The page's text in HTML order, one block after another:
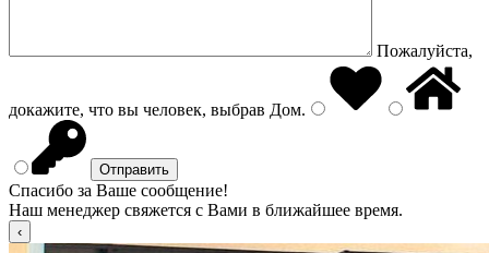
Пожалуйста,
докажите, что вы человек, выбрав Дом.
Спасибо за Ваше сообщение!
Наш менеджер свяжется с Вами в ближайшее время.